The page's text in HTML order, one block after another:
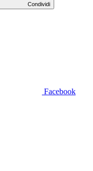
Condividi
Facebook